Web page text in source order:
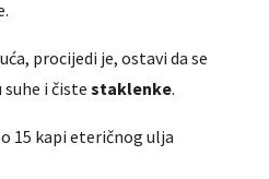
procijedi je, ostavi da se
i čiste staklenke.
15 kapi eteričnog ulja